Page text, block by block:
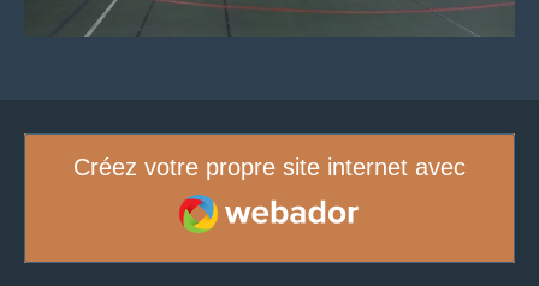
Créez votre propre site internet avec
Webador